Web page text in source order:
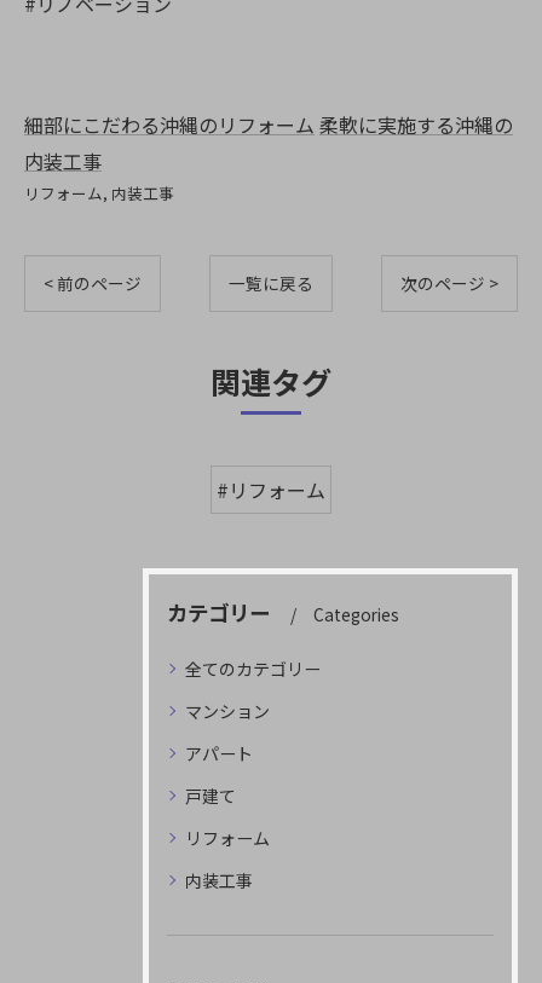
細部にこだわる沖縄のリフォーム 柔軟に実施する沖縄の
内装工事
リフォーム 内装工事
< 前のページ 一覧に戻る 次のページ >
関連タグ
#リフォーム
カテゴリー Categories
全てのカテゴリー
マンション
アパート
戸建て
リフォーム
内装工事